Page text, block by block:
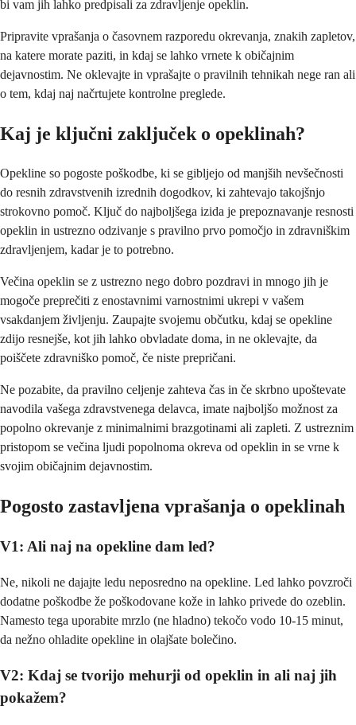
bi vam jih lahko predpisali za zdravljenje opeklin.
Pripravite vprašanja o časovnem razporedu okrevanja, znakih zapletov,
na katere morate paziti, in kdaj se lahko vrnete k običajnim
dejavnostim. Ne oklevajte in vprašajte o pravilnih tehnikah nege ran ali
o tem, kdaj naj načrtujete kontrolne preglede.
Kaj je ključni zaključek o opeklinah?
Opekline so pogoste poškodbe, ki se gibljejo od manjših nevšečnosti
do resnih zdravstvenih izrednih dogodkov, ki zahtevajo takojšnjo
strokovno pomoč. Ključ do najboljšega izida je prepoznavanje resnosti
opeklin in ustrezno odzivanje s pravilno prvo pomočjo in zdravniškim
zdravljenjem, kadar je to potrebno.
Večina opeklin se z ustrezno nego dobro pozdravi in ​​mnogo jih je
mogoče preprečiti z enostavnimi varnostnimi ukrepi v vašem
vsakdanjem življenju. Zaupajte svojemu občutku, kdaj se opekline
zdijo resnejše, kot jih lahko obvladate doma, in ne oklevajte, da
poiščete zdravniško pomoč, če niste prepričani.
Ne pozabite, da pravilno celjenje zahteva čas in če skrbno upoštevate
navodila vašega zdravstvenega delavca, imate najboljšo možnost za
popolno okrevanje z minimalnimi brazgotinami ali zapleti. Z ustreznim
pristopom se večina ljudi popolnoma okreva od opeklin in se vrne k
svojim običajnim dejavnostim.
Pogosto zastavljena vprašanja o opeklinah
V1: Ali naj na opekline dam led?
Ne, nikoli ne dajajte ledu neposredno na opekline. Led lahko povzroči
dodatne poškodbe že poškodovane kože in lahko privede do ozeblin.
Namesto tega uporabite mrzlo (ne hladno) tekočo vodo 10-15 minut,
da nežno ohladite opekline in olajšate bolečino.
V2: Kdaj se tvorijo mehurji od opeklin in ali naj jih
pokažem?